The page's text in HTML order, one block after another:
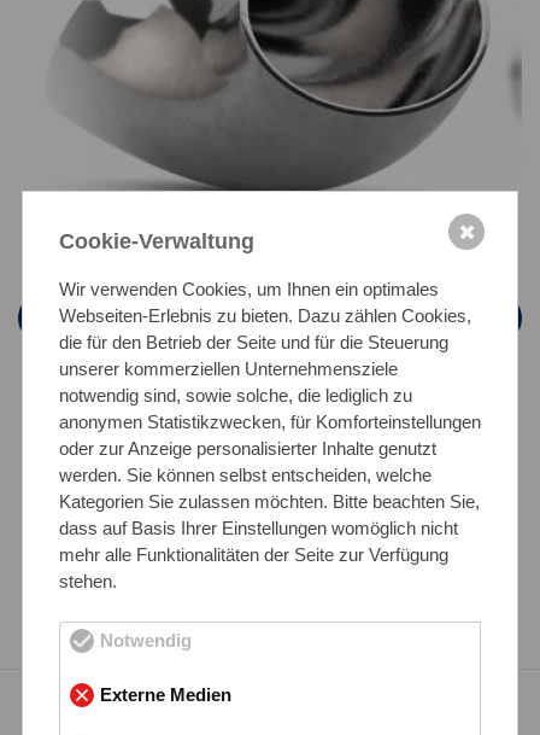
Rohrbogen
nahtlos und geschweißt
zum Produkt
Cookie-Verwaltung
Wir verwenden Cookies, um Ihnen ein optimales
Webseiten-Erlebnis zu bieten. Dazu zählen Cookies,
die für den Betrieb der Seite und für die Steuerung
unserer kommerziellen Unternehmensziele
notwendig sind, sowie solche, die lediglich zu
anonymen Statistikzwecken, für Komforteinstellungen
oder zur Anzeige personalisierter Inhalte genutzt
werden. Sie können selbst entscheiden, welche
Kategorien Sie zulassen möchten. Bitte beachten Sie,
dass auf Basis Ihrer Einstellungen womöglich nicht
mehr alle Funktionalitäten der Seite zur Verfügung
stehen.
Notwendig
Externe Medien
✖